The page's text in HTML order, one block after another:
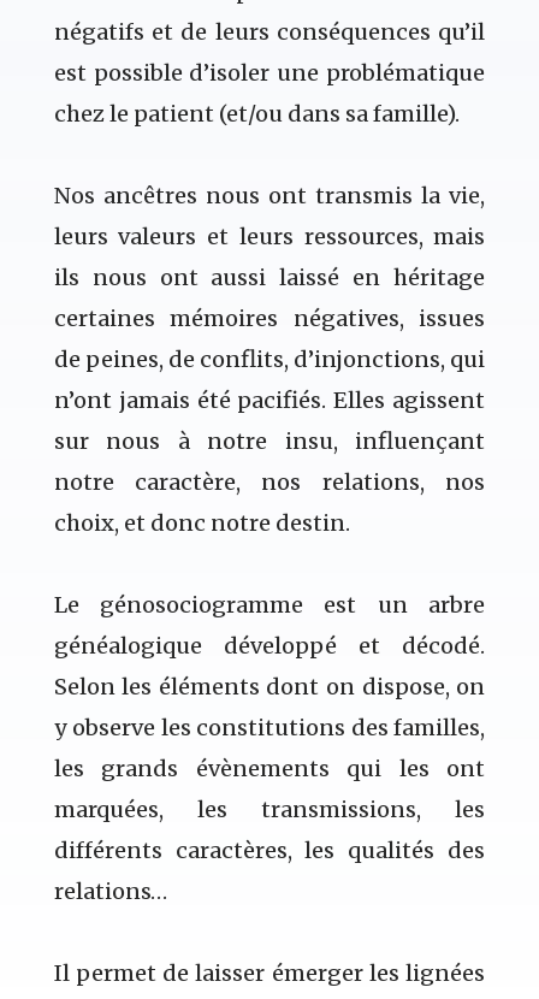
négatifs et de leurs conséquences qu’il
est possible d’isoler une problématique
chez le patient (et/ou dans sa famille).
Nos ancêtres nous ont transmis la vie,
leurs valeurs et leurs ressources, mais
ils nous ont aussi laissé en héritage
certaines mémoires négatives, issues
de peines, de conflits, d’injonctions, qui
n’ont jamais été pacifiés. Elles agissent
sur nous à notre insu, influençant
notre caractère, nos relations, nos
choix, et donc notre destin.
Le génosociogramme est un arbre
généalogique développé et décodé.
Selon les éléments dont on dispose, on
y observe les constitutions des familles,
les grands évènements qui les ont
marquées, les transmissions, les
différents caractères, les qualités des
relations…
Il permet de laisser émerger les lignées